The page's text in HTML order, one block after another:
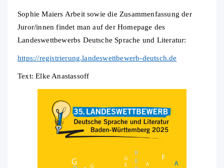
Sophie Maiers Arbeit sowie die Zusammenfassung der
Juror/innen findet man auf der Homepage des
Landeswettbewerbs Deutsche Sprache und Literatur:
https://registrierung.landeswettbewerb-deutsch.de
Text: Elke Anastassoff